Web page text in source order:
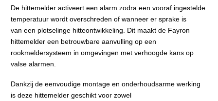
De hittemelder activeert een alarm zodra een vooraf ingestelde
temperatuur wordt overschreden of wanneer er sprake is
van een plotselinge hitteontwikkeling. Dit maakt de Fayron
hittemelder een betrouwbare aanvulling op een
rookmeldersysteem in omgevingen met verhoogde kans op
valse alarmen.
Dankzij de eenvoudige montage en onderhoudsarme werking
is deze hittemelder geschikt voor zowel